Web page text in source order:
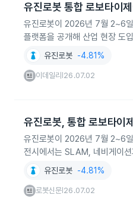
유진로봇 통합 로보타이
유진로봇이 2026년 7월 2~6
플랫폼을 공개해 산업 현장 도
유진로봇 -4.81%
이데일리 26.07.02
유진로봇, 통합 로보타이
유진로봇이 2026년 7월 2~6
전시에서는 SLAM, 네비게이
유진로봇 -4.81%
로봇신문 26.07.02